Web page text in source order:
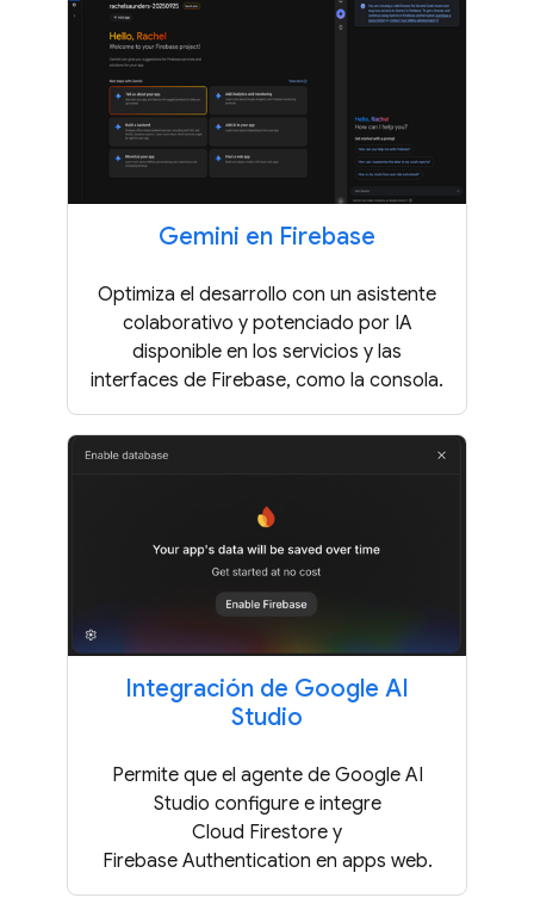
Gemini en Firebase
Optimiza el desarrollo con un asistente
colaborativo y potenciado por IA
disponible en los servicios y las
interfaces de Firebase, como la consola.
Integración de Google AI
Studio
Permite que el agente de Google AI
Studio configure e integre
Cloud Firestore y
Firebase Authentication en apps web.